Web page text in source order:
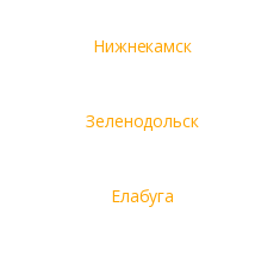
Нижнекамск
Зеленодольск
Елабуга